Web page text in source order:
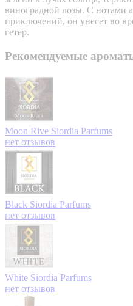
виноградной лозы. С нотами
приключений, он унесет во
гетер.
Рекомендуемые
Moon Rive Siordia Parfums
нет отзывов
Black Siordia Parfums
нет отзывов
White Siordia Parfums
нет отзывов